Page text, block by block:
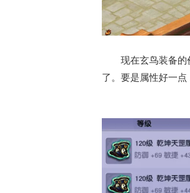
现在玄鸟装备
了。要是属性好一